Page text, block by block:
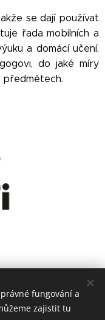
se dají používat
řada mobilních a
a domácí učení,
do jaké míry
předmětech.
fungování a
zajistit tu